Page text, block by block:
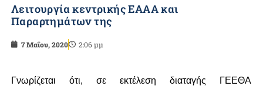
Λειτουργία κεντρικής ΕΑΑΑ και
Παραρτημάτων της
7 Μαΐου, 2020 2:06 μμ
Γνωρίζεται ότι, σε εκτέλεση διαταγής ΓΕΕΘΑ